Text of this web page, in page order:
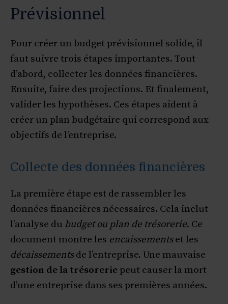
Prévisionnel
Pour créer un budget prévisionnel solide, il
faut suivre trois étapes importantes. Tout
d’abord, collecter les données financières.
Ensuite, faire des projections. Et finalement,
valider les hypothèses. Ces étapes aident à
créer un plan budgétaire qui correspond aux
objectifs de l’entreprise.
Collecte des données financières
La première étape est de rassembler les
données financières nécessaires. Cela inclut
l’analyse du budget ou plan de trésorerie. Ce
document montre les encaissementset les
décaissementsde l’entreprise. Une mauvaise
gestion de la trésorerie peut causer la mort
d’une entreprise dans ses premières années.